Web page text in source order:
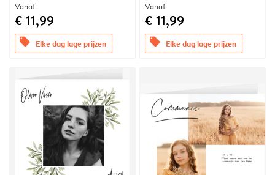
Vanaf
€ 11,99
offers Elke dag lage prijzen
Vanaf
€ 11,99
offers Elke dag lage prijzen